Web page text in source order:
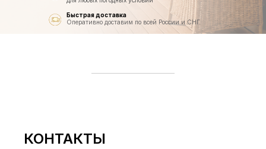
Быстрая доставка
Оперативно доставим по всей России и СНГ
КОНТАКТЫ